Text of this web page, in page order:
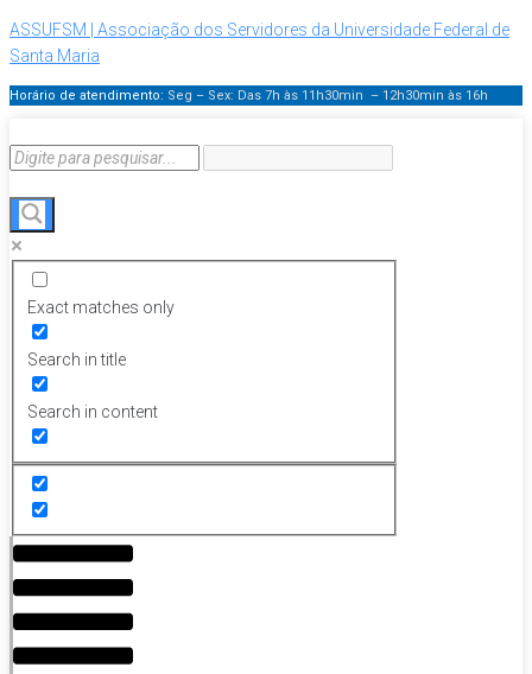
ASSUFSM | Associação dos Servidores da Universidade Federal de
Santa Maria
Horário de atendimento: Seg – Sex: Das 7h às 11h30min – 12h30min às 16h
Exact matches only
Search in title
Search in content
Menu